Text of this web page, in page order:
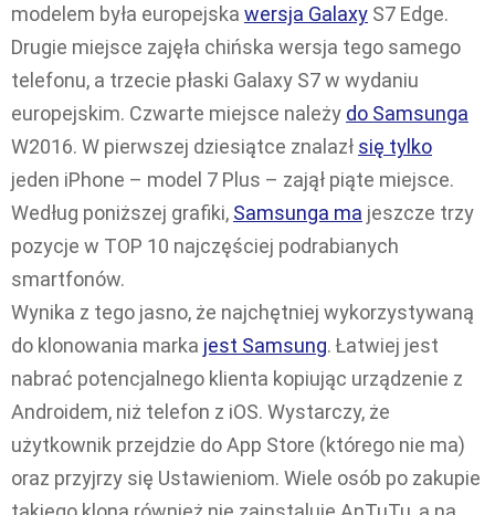
modelem była europejska wersja Galaxy S7 Edge.
Drugie miejsce zajęła chińska wersja tego samego
telefonu, a trzecie płaski Galaxy S7 w wydaniu
europejskim. Czwarte miejsce należy do Samsunga
W2016. W pierwszej dziesiątce znalazł się tylko
jeden iPhone – model 7 Plus – zajął piąte miejsce.
Według poniższej grafiki, Samsunga ma jeszcze trzy
pozycje w TOP 10 najczęściej podrabianych
smartfonów.
Wynika z tego jasno, że najchętniej wykorzystywaną
do klonowania marka jest Samsung. Łatwiej jest
nabrać potencjalnego klienta kopiując urządzenie z
Androidem, niż telefon z iOS. Wystarczy, że
użytkownik przejdzie do App Store (którego nie ma)
oraz przyjrzy się Ustawieniom. Wiele osób po zakupie